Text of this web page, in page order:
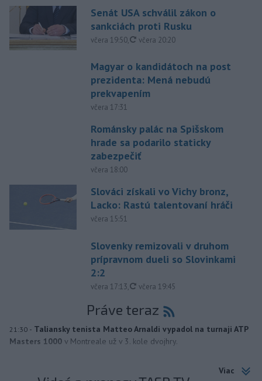
Senát USA schválil zákon o
sankciách proti Rusku
včera 19:50, aktualizované
včera 20:20
Magyar o kandidátoch na post
prezidenta: Mená nebudú
prekvapením
včera 17:31
Románsky palác na Spišskom
hrade sa podarilo staticky
zabezpečiť
včera 18:00
Slováci získali vo Vichy bronz,
Lacko: Rastú talentovaní hráči
včera 15:51
Slovenky remizovali v druhom
prípravnom dueli so Slovinkami
2:2
včera 17:13, aktualizované
včera 19:45
Práve teraz
21:30 - Taliansky tenista Matteo Arnaldi vypadol na turnaji ATP
Masters 1000 v Montreale už v 3. kole dvojhry.
Viac